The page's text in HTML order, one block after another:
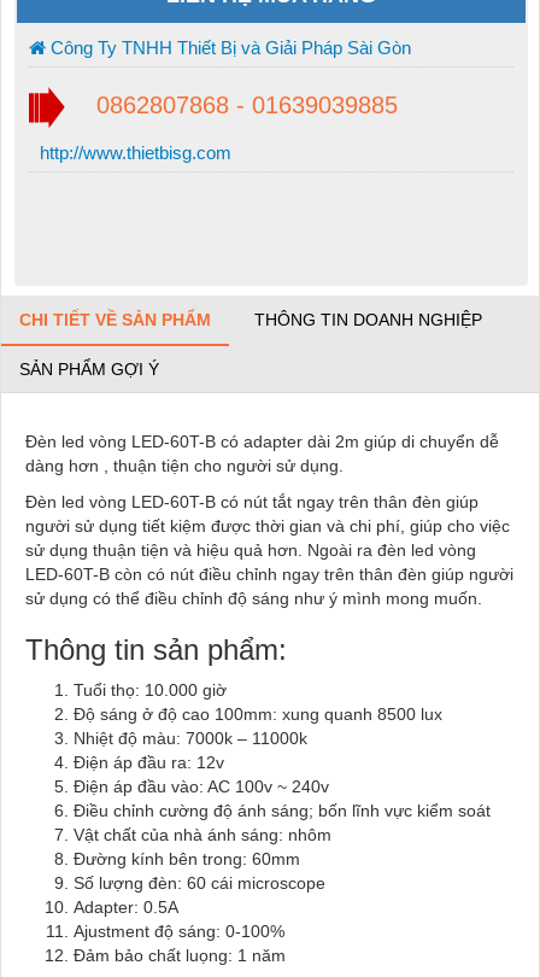
Công Ty TNHH Thiết Bị và Giải Pháp Sài Gòn
0862807868 - 01639039885
http://www.thietbisg.com
CHI TIẾT VỀ SẢN PHẨM THÔNG TIN DOANH NGHIỆP
SẢN PHẨM GỢI Ý
Đèn led vòng LED-60T-B có adapter dài 2m giúp di chuyển dễ
dàng hơn , thuận tiện cho người sử dụng.
Đèn led vòng LED-60T-B có nút tắt ngay trên thân đèn giúp
người sử dụng tiết kiệm được thời gian và chi phí, giúp cho việc
sử dụng thuận tiện và hiệu quả hơn. Ngoài ra đèn led vòng
LED-60T-B còn có nút điều chỉnh ngay trên thân đèn giúp người
sử dụng có thể điều chỉnh độ sáng như ý mình mong muốn.
Thông tin sản phẩm:
Tuổi thọ: 10.000 giờ
Độ sáng ở độ cao 100mm: xung quanh 8500 lux
Nhiệt độ màu: 7000k – 11000k
Điện áp đầu ra: 12v
Điện áp đầu vào: AC 100v ~ 240v
Điều chỉnh cường độ ánh sáng; bốn lĩnh vực kiểm soát
Vật chất của nhà ánh sáng: nhôm
Đường kính bên trong: 60mm
Số lượng đèn: 60 cái microscope
Adapter: 0.5A
Ajustment độ sáng: 0-100%
Đảm bảo chất luọng: 1 năm